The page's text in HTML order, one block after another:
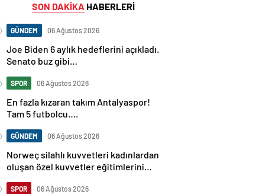
SON DAKİKA HABERLERİ
GÜNDEM 06 Ağustos 2026
Joe Biden 6 aylık hedeflerini açıkladı.
Senato buz gibi…
SPOR 06 Ağustos 2026
En fazla kızaran takım Antalyaspor!
Tam 5 futbolcu….
GÜNDEM 06 Ağustos 2026
Norweç silahlı kuvvetleri kadınlardan
oluşan özel kuvvetler eğitimlerini
SPOR 06 Ağustos 2026